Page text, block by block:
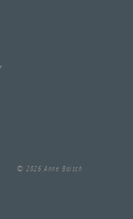
© 2026 Anne Baisch